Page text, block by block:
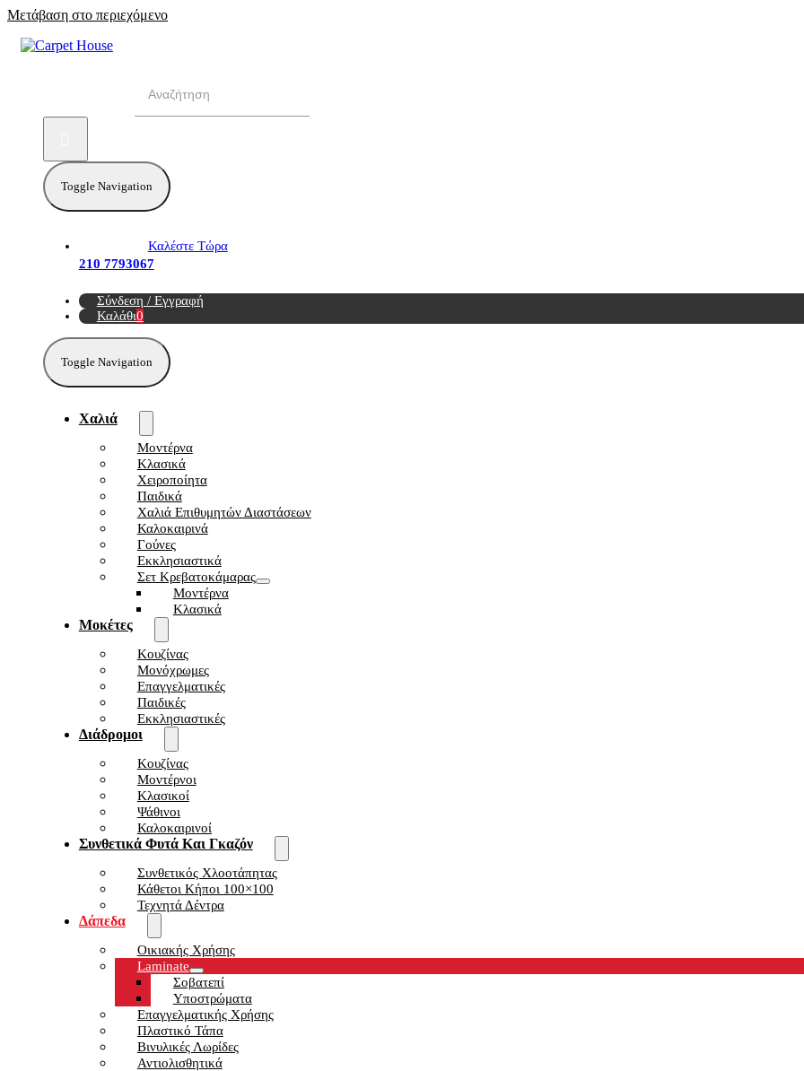
Μετάβαση στο περιεχόμενο
Toggle Navigation
Καλέστε Τώρα
210 7793067
Σύνδεση / Εγγραφή
Καλάθι0
Toggle Navigation
Χαλιά
Μοντέρνα
Κλασικά
Χειροποίητα
Παιδικά
Χαλιά Επιθυμητών Διαστάσεων
Καλοκαιρινά
Γούνες
Εκκλησιαστικά
Σετ Κρεβατοκάμαρας
Μοντέρνα
Κλασικά
Μοκέτες
Κουζίνας
Μονόχρωμες
Επαγγελματικές
Παιδικές
Εκκλησιαστικές
Διάδρομοι
Κουζίνας
Μοντέρνοι
Κλασικοί
Ψάθινοι
Καλοκαιρινοί
Συνθετικά Φυτά Και Γκαζόν
Συνθετικός Χλοοτάπητας
Κάθετοι Κήποι 100×100
Τεχνητά Δέντρα
Δάπεδα
Οικιακής Χρήσης
Laminate
Σοβατεπί
Υποστρώματα
Επαγγελματικής Χρήσης
Πλαστικό Τάπα
Βινυλικές Λωρίδες
Αντιολισθητικά